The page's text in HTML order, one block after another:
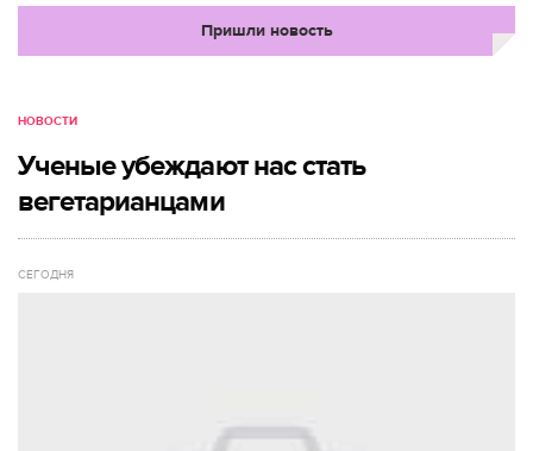
Пришли новость
НОВОСТИ
Ученые убеждают нас стать
вегетарианцами
СЕГОДНЯ